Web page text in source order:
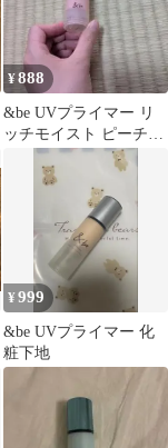
¥888
&be UVプライマー リ
ッチモイスト ピーチグ
ロウ15g
¥999
&be UVプライマー 化
粧下地